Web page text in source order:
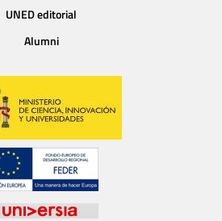
UNED editorial
Alumni